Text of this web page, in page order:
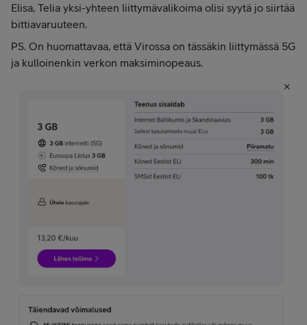
Elisa, Telia yksi-yhteen liittymävalikoima olisi syytä jo siirtää
bittiavaruuteen.
PS. On huomattavaa, että Virossa on tässäkin liittymässä 5G
ja kulloinenkin verkon maksiminopeaus.